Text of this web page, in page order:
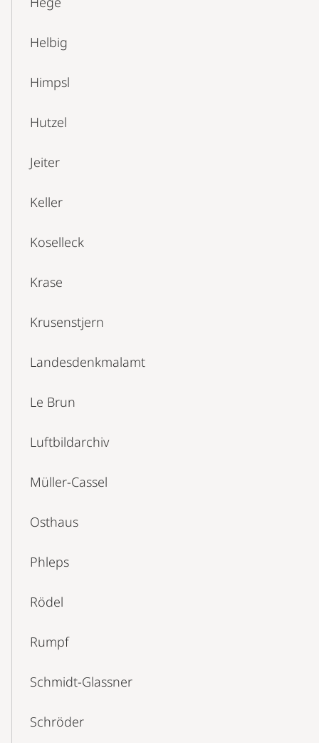
Helbig
Himpsl
Hutzel
Jeiter
Keller
Koselleck
Krase
Krusenstjern
Landesdenkmalamt
Le Brun
Luftbildarchiv
Müller-Cassel
Osthaus
Phleps
Rödel
Rumpf
Schmidt-Glassner
Schröder